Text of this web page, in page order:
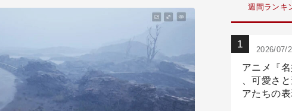
週間ランキ
2026/07/
アニメ『
、可愛さ
アたちの